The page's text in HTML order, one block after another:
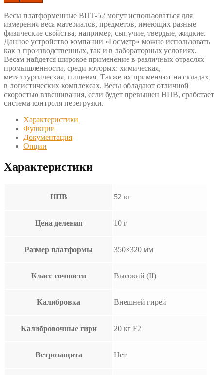
Весы платформенные ВПТ-52 могут использоваться для
измерения веса материалов, предметов, имеющих разные
физические свойства, например, сыпучие, твердые, жидкие.
Данное устройство компании «Госметр» можно использовать
как в производственных, так и в лабораторных условиях.
Весам найдется широкое применение в различных отраслях
промышленности, среди которых: химическая,
металлургическая, пищевая. Также их применяют на складах,
в логистических комплексах. Весы обладают отличной
скоростью взвешивания, если будет превышен НПВ, сработает
система контроля перегрузки.
Характеристики
Функции
Документация
Опции
Характеристики
НПВ 52 кг
Цена деления 10 г
Размер платформы 350×320 мм
Класс точности Высокий (II)
Калибровка Внешней гирей
Калибровочные гири 20 кг F2
Ветрозащита Нет